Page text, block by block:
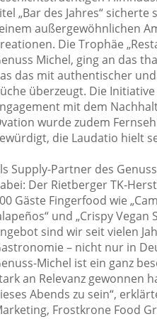
„Bar des Jahres“
außergewöhnlichen
Die Trophäe
Michel, ging an das
das mit authentischer
überzeugt. Die
mit dem
wurde zudem
die Laudatio hielt
Supply-Partner des
Der Rietberger TK-
Gäste Fingerfood wie
und „Crispy
sind wir seit vielen
– nicht nur in
Michel ist ein ganz
an Relevanz gewonnen
Abends zu sein“,
Frostkrone Food